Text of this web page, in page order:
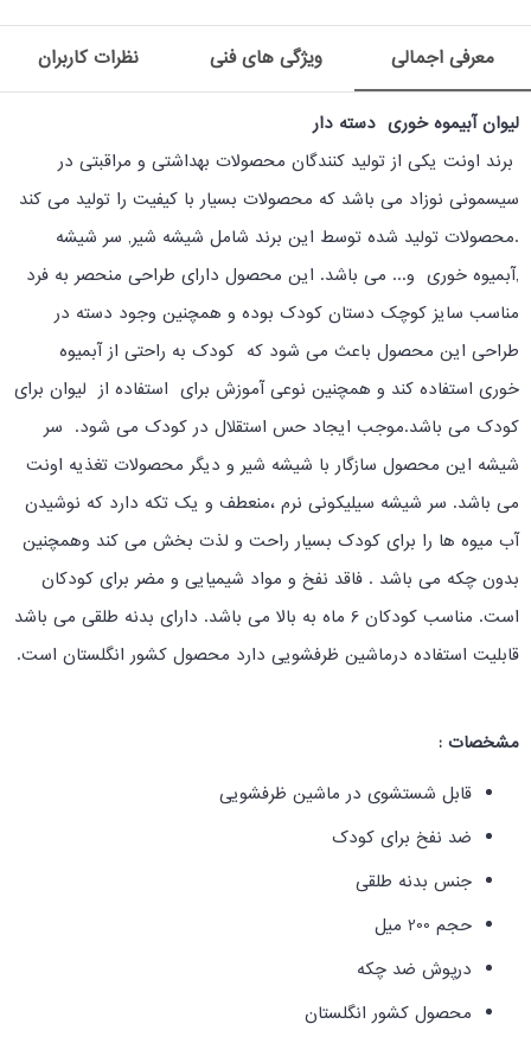
معرفی اجمالی ویژگی های فنی نظرات کاربران
لیوان آبیموه خوری دسته دار
برند اونت یکی از تولید کنندگان محصولات بهداشتی و مراقبتی در
سیسمونی نوزاد می باشد که محصولات بسیار با کیفیت را تولید می کند
.محصولات تولید شده توسط این برند شامل شیشه شیر, سر شیشه
,آبمیوه خوری و... می باشد. این محصول دارای طراحی منحصر به فرد
مناسب سایز کوچک دستان کودک بوده و همچنین وجود دسته در
طراحی این محصول باعث می شود که کودک به راحتی از آبمیوه
خوری استفاده کند و همچنین نوعی آموزش برای استفاده از لیوان برای
کودک می باشد.موجب ایجاد حس استقلال در کودک می شود. سر
شیشه این محصول سازگار با شیشه شیر و دیگر محصولات تغذیه اونت
می باشد. سر شیشه سیلیکونی نرم ،منعطف و یک تکه دارد که نوشیدن
آب میوه ها را برای کودک بسیار راحت و لذت بخش می کند وهمچنین
بدون چکه می باشد . فاقد نفخ و مواد شیمیایی و مضر برای کودکان
است. مناسب کودکان 6 ماه به بالا می باشد. دارای بدنه طلقی می باشد
قابلیت استفاده درماشین ظرفشویی دارد محصول کشور انگلستان است.
مشخصات :
قابل شستشوی در ماشین ظرفشویی
ضد نفخ برای کودک
جنس بدنه طلقی
حجم 200 میل
درپوش ضد چکه
محصول کشور انگلستان